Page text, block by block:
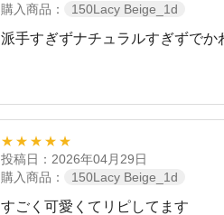
購入商品：
150Lacy Beige_1d
派手すぎずナチュラルすぎずでか
★★★★★
投稿日：2026年04月29日
購入商品：
150Lacy Beige_1d
すごく可愛くてリピしてます